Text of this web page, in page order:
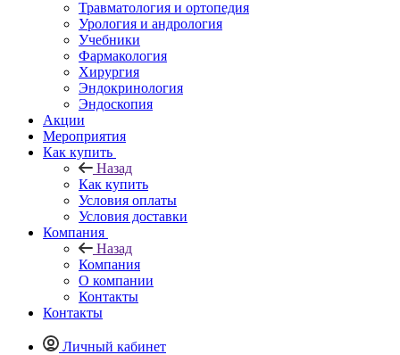
Травматология и ортопедия
Урология и андрология
Учебники
Фармакология
Хирургия
Эндокринология
Эндоскопия
Акции
Мероприятия
Как купить
Назад
Как купить
Условия оплаты
Условия доставки
Компания
Назад
Компания
О компании
Контакты
Контакты
Личный кабинет